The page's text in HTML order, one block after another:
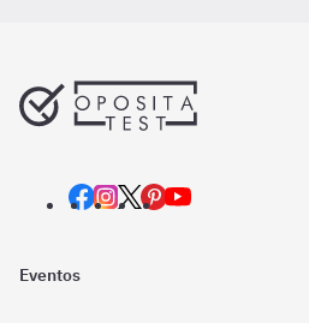
Eventos